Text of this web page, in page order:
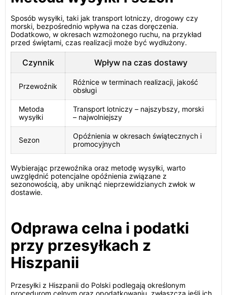
Sposób wysyłki, taki jak transport lotniczy, drogowy czy
morski, bezpośrednio wpływa na czas doręczenia.
Dodatkowo, w okresach wzmożonego ruchu, na przykład
przed świętami, czas realizacji może być wydłużony.
Czynnik Wpływ na czas dostawy
Przewoźnik
Różnice w terminach realizacji, jakość
obsługi
Metoda
wysyłki
Transport lotniczy – najszybszy, morski
– najwolniejszy
Sezon
Opóźnienia w okresach świątecznych i
promocyjnych
Wybierając przewoźnika oraz metodę wysyłki, warto
uwzględnić potencjalne opóźnienia związane z
sezonowością, aby uniknąć nieprzewidzianych zwłok w
dostawie.
Odprawa celna i podatki
przy przesyłkach z
Hiszpanii
Przesyłki z Hiszpanii do Polski podlegają określonym
procedurom celnym oraz opodatkowaniu, zwłaszcza jeśli ich